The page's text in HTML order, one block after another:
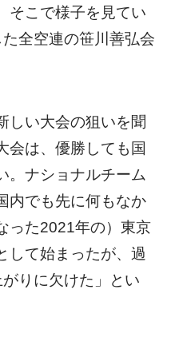
そこで様子を見てい
全空連の笹川善弘会
い大会の狙いを聞
会は、優勝しても国
。ナショナルチーム
内でも先に何もなか
った2021年の）東京
して始まったが、過
りに欠けた」とい